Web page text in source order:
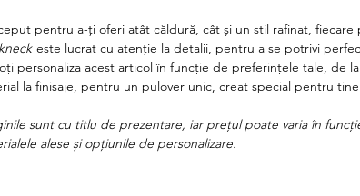
pentru a-ți oferi atât căldură, cât și un stil rafinat, fiecare
este lucrat cu atenție la detalii, pentru a se potrivi
personaliza acest articol în funcție de preferințele tale, de
la finisaje, pentru un pulover unic, creat special pentru
sunt cu titlu de prezentare, iar prețul poate varia în
alese și opțiunile de personalizare.